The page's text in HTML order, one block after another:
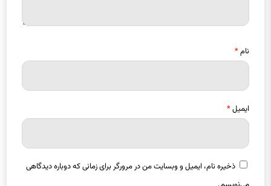
نام*
ایمیل*
ذخیره نام، ایمیل و وبسایت من در مرورگر برای زمانی که دوباره دیدگاهی